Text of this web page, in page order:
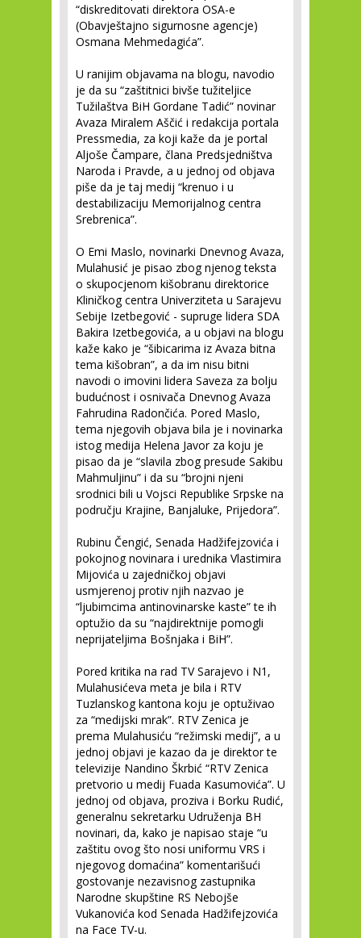
“diskreditovati direktora OSA-e
(Obavještajno sigurnosne agencje)
Osmana Mehmedagića”.
U ranijim objavama na blogu, navodio
je da su “zaštitnici bivše tužiteljice
Tužilaštva BiH Gordane Tadić” novinar
Avaza Miralem Aščić i redakcija portala
Pressmedia, za koji kaže da je portal
Aljoše Čampare, člana Predsjedništva
Naroda i Pravde, a u jednoj od objava
piše da je taj medij “krenuo i u
destabilizaciju Memorijalnog centra
Srebrenica”.
O Emi Maslo, novinarki Dnevnog Avaza,
Mulahusić je pisao zbog njenog teksta
o skupocjenom kišobranu direktorice
Kliničkog centra Univerziteta u Sarajevu
Sebije Izetbegović - supruge lidera SDA
Bakira Izetbegovića, a u objavi na blogu
kaže kako je “šibicarima iz Avaza bitna
tema kišobran”, a da im nisu bitni
navodi o imovini lidera Saveza za bolju
budućnost i osnivača Dnevnog Avaza
Fahrudina Radončića. Pored Maslo,
tema njegovih objava bila je i novinarka
istog medija Helena Javor za koju je
pisao da je “slavila zbog presude Sakibu
Mahmuljinu” i da su “brojni njeni
srodnici bili u Vojsci Republike Srpske na
području Krajine, Banjaluke, Prijedora”.
Rubinu Čengić, Senada Hadžifejzovića i
pokojnog novinara i urednika Vlastimira
Mijovića u zajedničkoj objavi
usmjerenoj protiv njih nazvao je
“ljubimcima antinovinarske kaste” te ih
optužio da su “najdirektnije pomogli
neprijateljima Bošnjaka i BiH”.
Pored kritika na rad TV Sarajevo i N1,
Mulahusićeva meta je bila i RTV
Tuzlanskog kantona koju je optuživao
za “medijski mrak”. RTV Zenica je
prema Mulahusiću “režimski medij”, a u
jednoj objavi je kazao da je direktor te
televizije Nandino Škrbić “RTV Zenica
pretvorio u medij Fuada Kasumovića”. U
jednoj od objava, proziva i Borku Rudić,
generalnu sekretarku Udruženja BH
novinari, da, kako je napisao staje “u
zaštitu ovog što nosi uniformu VRS i
njegovog domaćina” komentarišući
gostovanje nezavisnog zastupnika
Narodne skupštine RS Nebojše
Vukanovića kod Senada Hadžifejzovića
na Face TV-u.